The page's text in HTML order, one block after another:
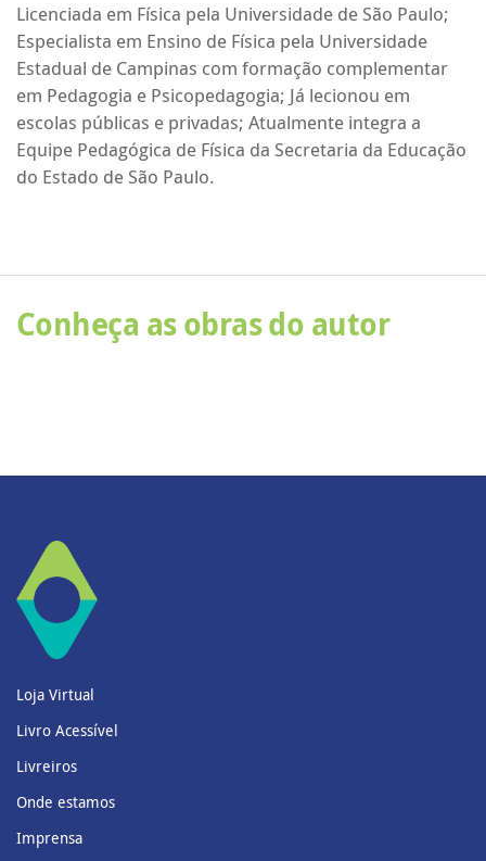
Licenciada em Física pela Universidade de São Paulo;
Especialista em Ensino de Física pela Universidade
Estadual de Campinas com formação complementar
em Pedagogia e Psicopedagogia; Já lecionou em
escolas públicas e privadas; Atualmente integra a
Equipe Pedagógica de Física da Secretaria da Educação
do Estado de São Paulo.
Conheça as obras do autor
Loja Virtual
Livro Acessível
Livreiros
Onde estamos
Imprensa